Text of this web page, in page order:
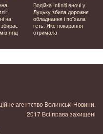
на
ягід
Водійка Infiniti вночі у
Луцьку збила дорожнє
обладнання і поїхала
геть. Яке покарання
отримала
агентство Волинські Новини.
2017 Всі права захищені